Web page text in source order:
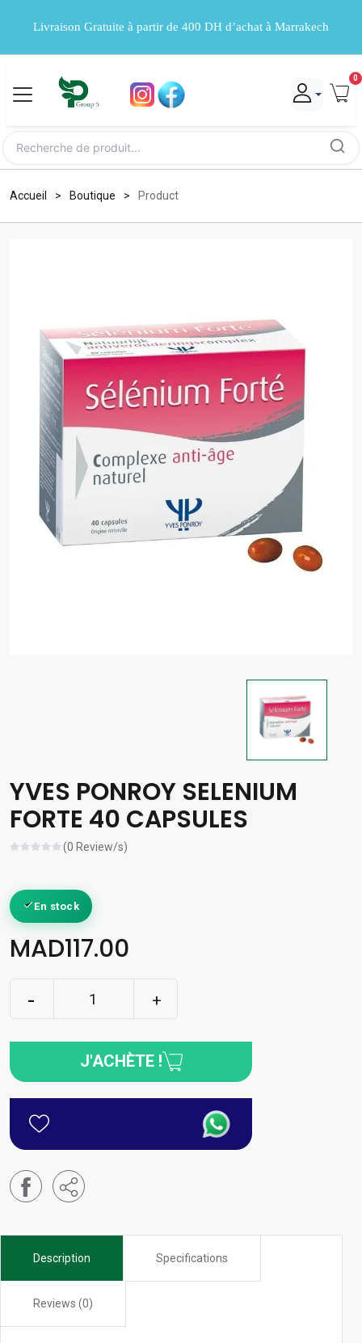
Livraison Gratuite à partir de 400 DH d’achat à Marrakech
0
Accueil Boutique Product
YVES PONROY SELENIUM
FORTE 40 CAPSULES
(0 Review/s)
En stock
MAD117.00
J'ACHÈTE !
Description Specifications
Reviews (0)